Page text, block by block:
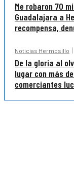
Me robaron 70
Guadalajara a
recompensa,
Noticias Hermosillo
De la gloria al
lugar con más
comerciantes